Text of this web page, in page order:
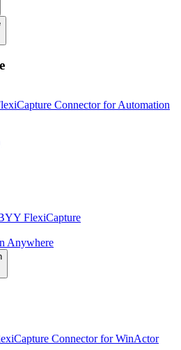
Connector for Automation
FlexiCapture
Anywhere
Connector for WinActor